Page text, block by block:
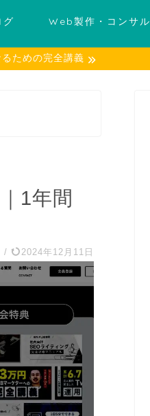
グ Web製作・コンサル
ための完全講義
1年間
/ 2024年12月11日